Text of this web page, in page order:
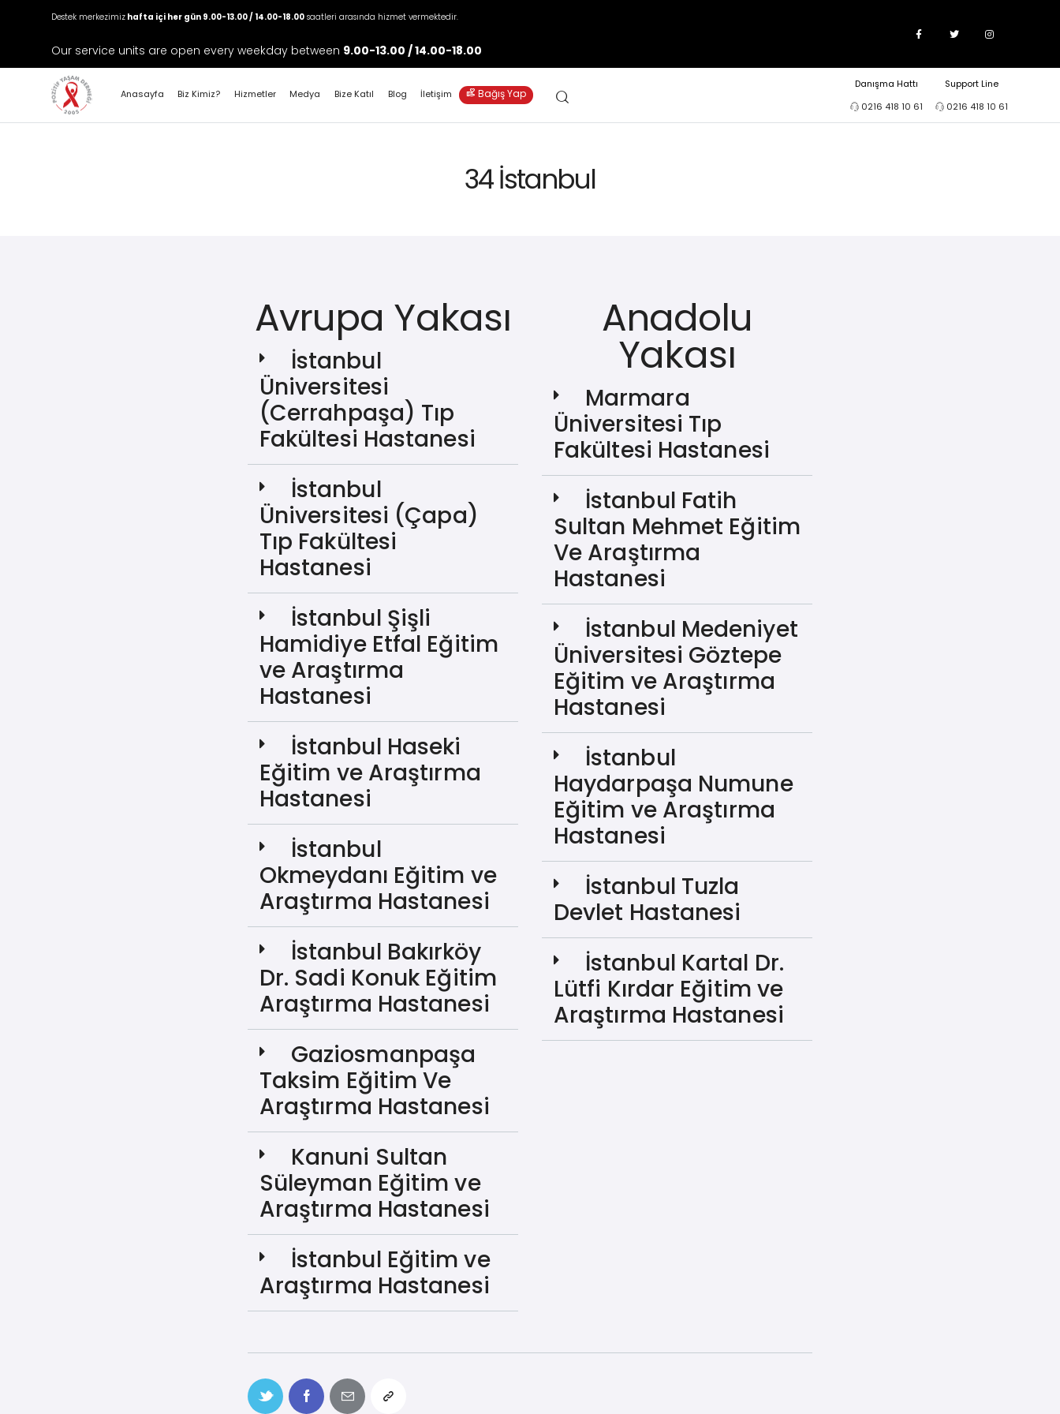
Destek merkezimiz hafta içi her gün 9.00-13.00 / 14.00-18.00 saatleri arasında hizmet vermektedir.
Our service units are open every weekday between 9.00-13.00 / 14.00-18.00
Anasayfa Biz Kimiz? Hizmetler Medya Bize Katıl Blog İletişim volunteer_activism Bağış Yap
Danışma Hattı
0216 418 10 61
Support Line
0216 418 10 61
34 İstanbul
Avrupa Yakası
İstanbul
Üniversitesi
(Cerrahpaşa) Tıp
Fakültesi Hastanesi
İstanbul
Üniversitesi (Çapa)
Tıp Fakültesi
Hastanesi
İstanbul Şişli
Hamidiye Etfal Eğitim
ve Araştırma
Hastanesi
İstanbul Haseki
Eğitim ve Araştırma
Hastanesi
İstanbul
Okmeydanı Eğitim ve
Araştırma Hastanesi
İstanbul Bakırköy
Dr. Sadi Konuk Eğitim
Araştırma Hastanesi
Gaziosmanpaşa
Taksim Eğitim Ve
Araştırma Hastanesi
Kanuni Sultan
Süleyman Eğitim ve
Araştırma Hastanesi
İstanbul Eğitim ve
Araştırma Hastanesi
Anadolu
Yakası
Marmara
Üniversitesi Tıp
Fakültesi Hastanesi
İstanbul Fatih
Sultan Mehmet Eğitim
Ve Araştırma
Hastanesi
İstanbul Medeniyet
Üniversitesi Göztepe
Eğitim ve Araştırma
Hastanesi
İstanbul
Haydarpaşa Numune
Eğitim ve Araştırma
Hastanesi
İstanbul Tuzla
Devlet Hastanesi
İstanbul Kartal Dr.
Lütfi Kırdar Eğitim ve
Araştırma Hastanesi